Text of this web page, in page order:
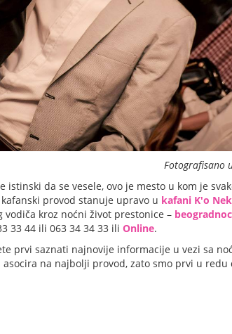
Fotografisano
istinski da se vesele, ovo je mesto u kom je
provod stanuje upravo u kafani K'o
kroz noćni život prestonice –
33 44 ili 063 34 34 33 ili Online.
prvi saznati najnovije informacije u vezi sa
na najbolji provod, zato smo prvi u redu